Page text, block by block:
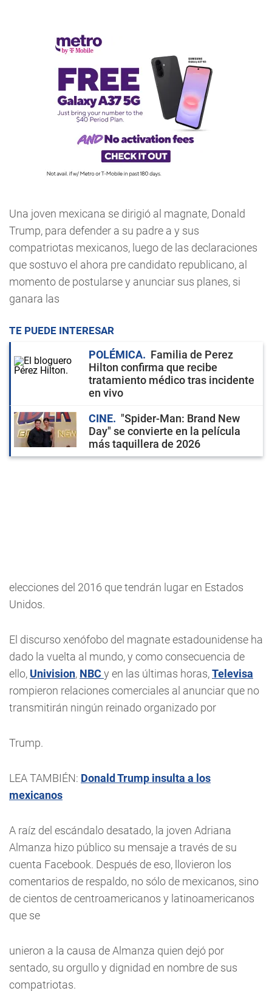
Una joven mexicana se dirigió al magnate, Donald
Trump, para defender a su padre a y sus
compatriotas mexicanos, luego de las declaraciones
que sostuvo el ahora pre candidato republicano, al
momento de postularse y anunciar sus planes, si
ganara las
TE PUEDE INTERESAR
POLÉMICA
Familia de Perez
Hilton confirma que recibe
tratamiento médico tras incidente
en vivo
CINE
"Spider-Man: Brand New
Day" se convierte en la película
más taquillera de 2026
elecciones del 2016 que tendrán lugar en Estados
Unidos.
El discurso xenófobo del magnate estadounidense ha
dado la vuelta al mundo, y como consecuencia de
ello, Univision, NBC y en las últimas horas,Televisa
rompieron relaciones comerciales al anunciar que no
transmitirán ningún reinado organizado por
Trump.
LEA TAMBIÉN: Donald Trump insulta a los
mexicanos
A raíz del escándalo desatado, la joven Adriana
Almanza hizo público su mensaje a través de su
cuenta Facebook. Después de eso, llovieron los
comentarios de respaldo, no sólo de mexicanos, sino
de cientos de centroamericanos y latinoamericanos
que se
unieron a la causa de Almanza quien dejó por
sentado, su orgullo y dignidad en nombre de sus
compatriotas.